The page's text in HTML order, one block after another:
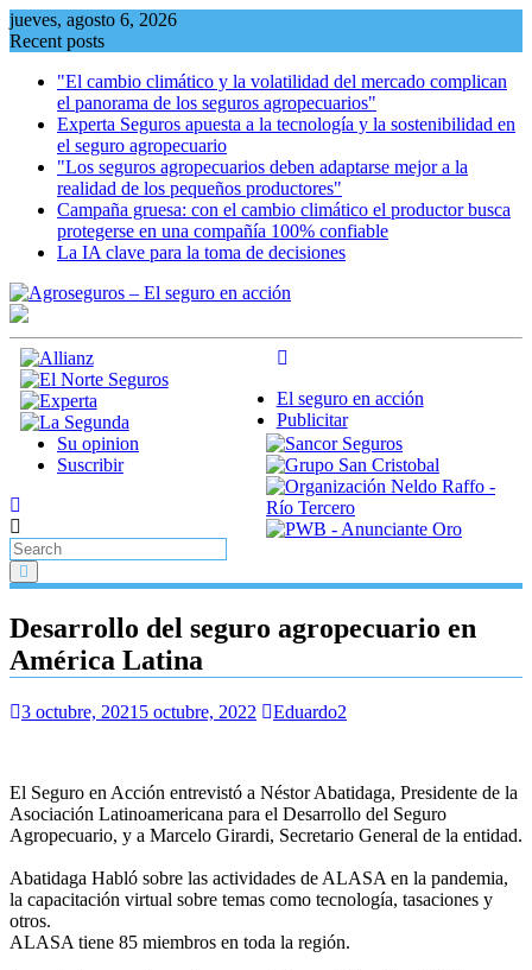
Skip
to
jueves, agosto 6, 2026
Recent posts
"El cambio climático y la volatilidad del mercado complican
el panorama de los seguros agropecuarios"
Experta Seguros apuesta a la tecnología y la sostenibilidad en
el seguro agropecuario
"Los seguros agropecuarios deben adaptarse mejor a la
realidad de los pequeños productores"
Campaña gruesa: con el cambio climático el productor busca
protegerse en una compañía 100% confiable
La IA clave para la toma de decisiones
El seguro en acción
Publicitar
Su opinion
Suscribir
Desarrollo del seguro agropecuario en
América Latina
3 octubre, 2021 5 octubre, 2022 Eduardo2
El Seguro en Acción entrevistó a Néstor Abatidaga, Presidente de la
Asociación Latinoamericana para el Desarrollo del Seguro
Agropecuario, y a Marcelo Girardi, Secretario General de la entidad.
Abatidaga Habló sobre las actividades de ALASA en la pandemia,
la capacitación virtual sobre temas como tecnología, tasaciones y
otros.
ALASA tiene 85 miembros en toda la región.